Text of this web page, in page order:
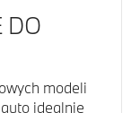
DO
modeli
idealnie